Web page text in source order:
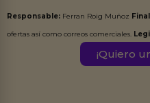
Responsable: Ferran Roig Muñoz
ofertas así como correos comerciales.
Destinatarios:Ferran